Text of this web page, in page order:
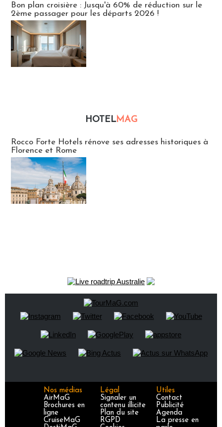
Bon plan croisière : Jusqu'à 60% de réduction sur le
2ème passager pour les départs 2026 !
HOTELMAG
Rocco Forte Hotels rénove ses adresses historiques à
Florence et Rome
Nos médias
AirMaG
Brochures en
ligne
CruiseMaG
Légal
Signaler un
contenu illicite
Plan du site
RGPD
Utiles
Contact
Publicité
Agenda
La presse en